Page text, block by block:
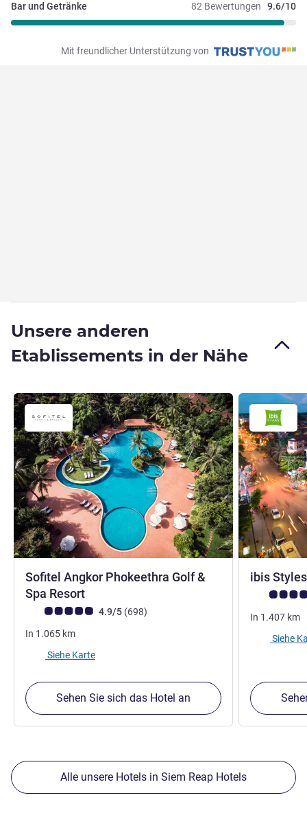
82 Bewertungen 9.6/10
Bar und Getränke
Mit freundlicher Unterstützung von
Unsere anderen
Etablissements in der Nähe
Sofitel Angkor Phokeethra Golf &
Spa Resort
Note Kundenmeinungen (Bewertung ALL)
4.9/5 (698Bewertungen
)
In 1.065 km
Siehe Karte
Sehen Sie sich das Hotel an
ibis
Note
In 1.407 km
Siehe
Alle unsere Hotels in Siem Reap Hotels